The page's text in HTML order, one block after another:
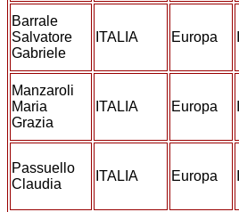
Barrale
Salvatore
Gabriele
ITALIA Europa
Manzaroli
Maria
Grazia
ITALIA Europa
Passuello
Claudia
ITALIA Europa